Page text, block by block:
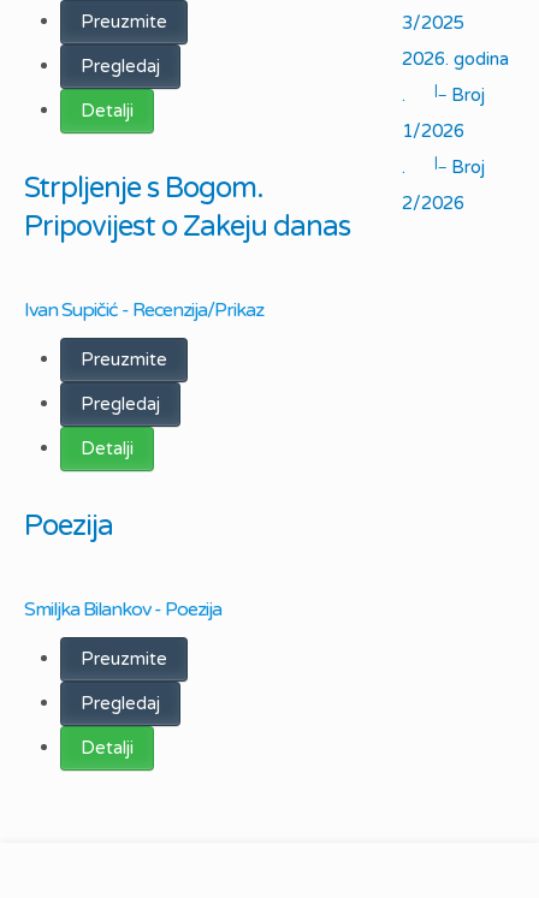
Preuzmite
Pregledaj
Detalji
Strpljenje s Bogom.
Pripovijest o Zakeju danas
Ivan Supičić - Recenzija/Prikaz
Preuzmite
Pregledaj
Detalji
Poezija
Smiljka Bilankov - Poezija
Preuzmite
Pregledaj
Detalji
3/2025
2026. godina
.
|_ Broj
1/2026
.
|_ Broj
2/2026